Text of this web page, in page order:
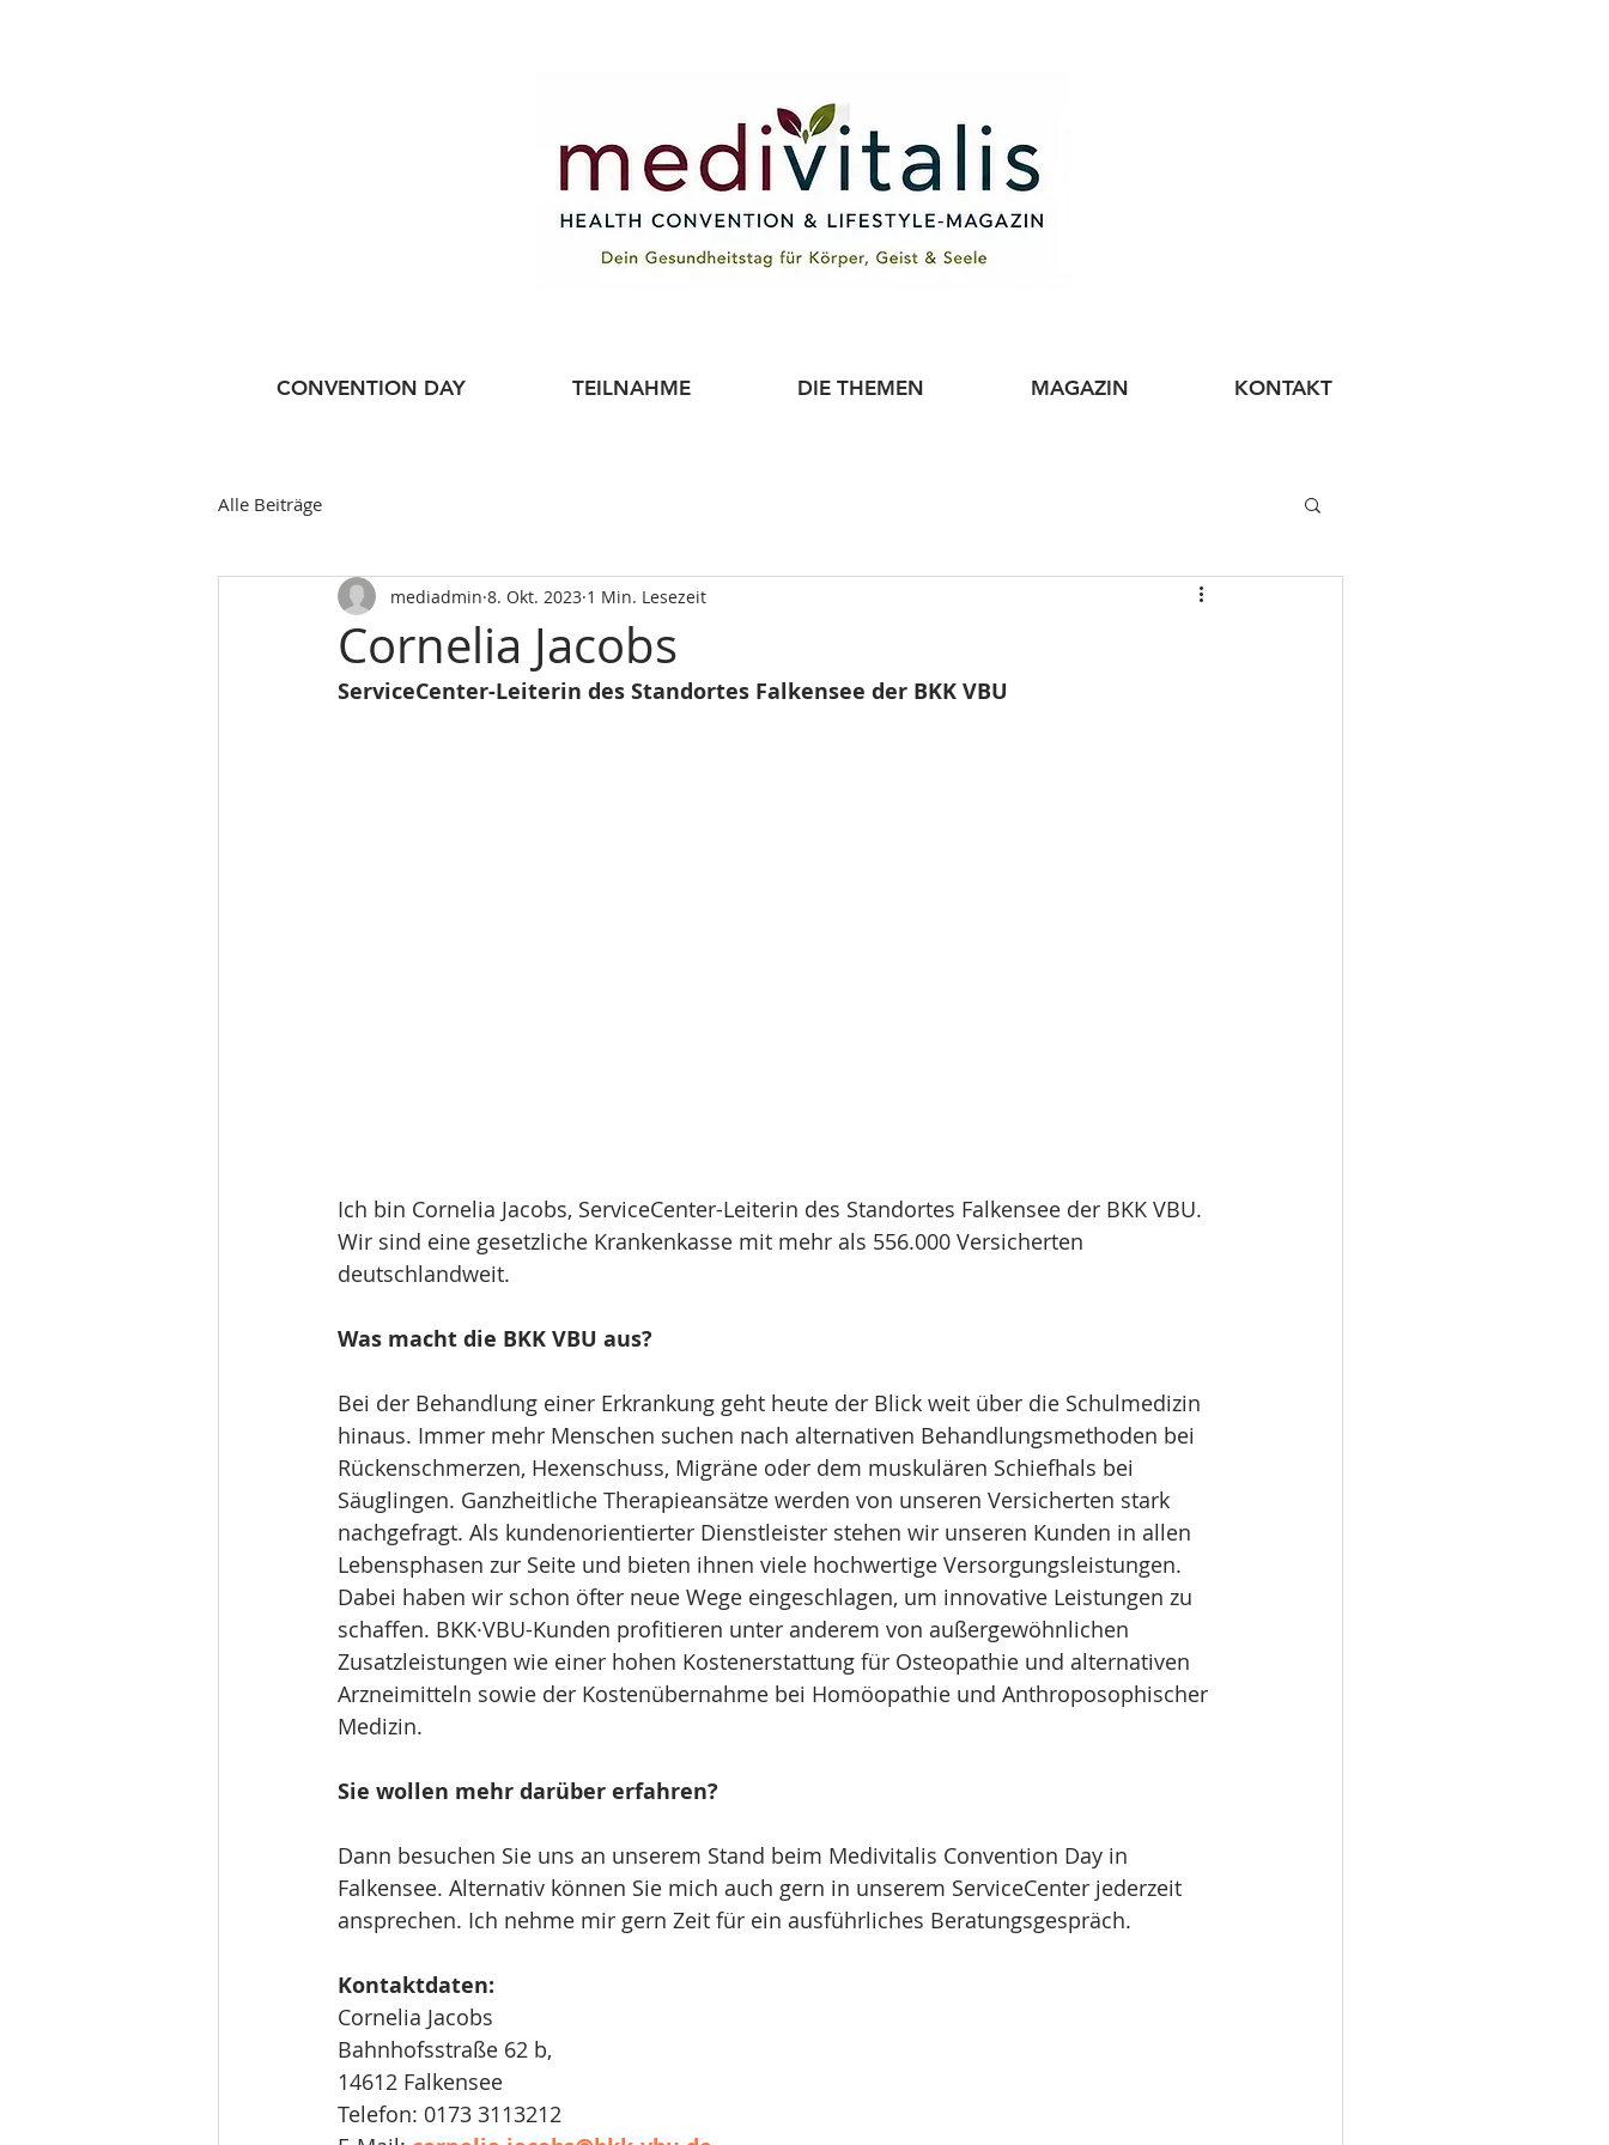
Alle Beiträge
Cornelia Jacobs
mediadmin 8. Okt. 2023 1 Min. Lesezeit
ServiceCenter-Leiterin des Standortes Falkensee der BKK VBU
Ich bin Cornelia Jacobs, ServiceCenter-Leiterin des Standortes Falkensee der BKK VBU.
Wir sind eine gesetzliche Krankenkasse mit mehr als 556.000 Versicherten
deutschlandweit.
Was macht die BKK VBU aus?
Bei der Behandlung einer Erkrankung geht heute der Blick weit über die Schulmedizin
hinaus. Immer mehr Menschen suchen nach alternativen Behandlungsmethoden bei
Rückenschmerzen, Hexenschuss, Migräne oder dem muskulären Schiefhals bei
Säuglingen. Ganzheitliche Therapieansätze werden von unseren Versicherten stark
nachgefragt. Als kundenorientierter Dienstleister stehen wir unseren Kunden in allen
Lebensphasen zur Seite und bieten ihnen viele hochwertige Versorgungsleistungen.
Dabei haben wir schon öfter neue Wege eingeschlagen, um innovative Leistungen zu
schaffen. BKK·VBU-Kunden profitieren unter anderem von außergewöhnlichen
Zusatzleistungen wie einer hohen Kostenerstattung für Osteopathie und alternativen
Arzneimitteln sowie der Kostenübernahme bei Homöopathie und Anthroposophischer
Medizin.
Sie wollen mehr darüber erfahren?
Dann besuchen Sie uns an unserem Stand beim Medivitalis Convention Day in
Falkensee. Alternativ können Sie mich auch gern in unserem ServiceCenter jederzeit
ansprechen. Ich nehme mir gern Zeit für ein ausführliches Beratungsgespräch.
Kontaktdaten:
Cornelia Jacobs
Bahnhofsstraße 62 b,
14612 Falkensee
Telefon: 0173 3113212
CONVENTION DAY TEILNAHME DIE THEMEN MAGAZIN KONTAKT